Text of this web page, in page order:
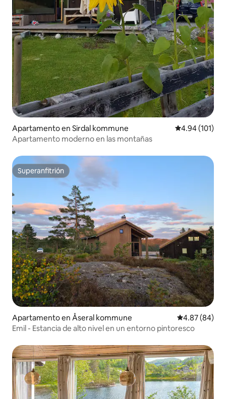
Apartamento en Sirdal kommune Calificación
4.94 (101)
Apartamento moderno en las montañas
Superanfitrión
Superanfitrión
Apartamento en Åseral kommune Calificación
4.87 (84)
Emil - Estancia de alto nivel en un entorno pintoresco